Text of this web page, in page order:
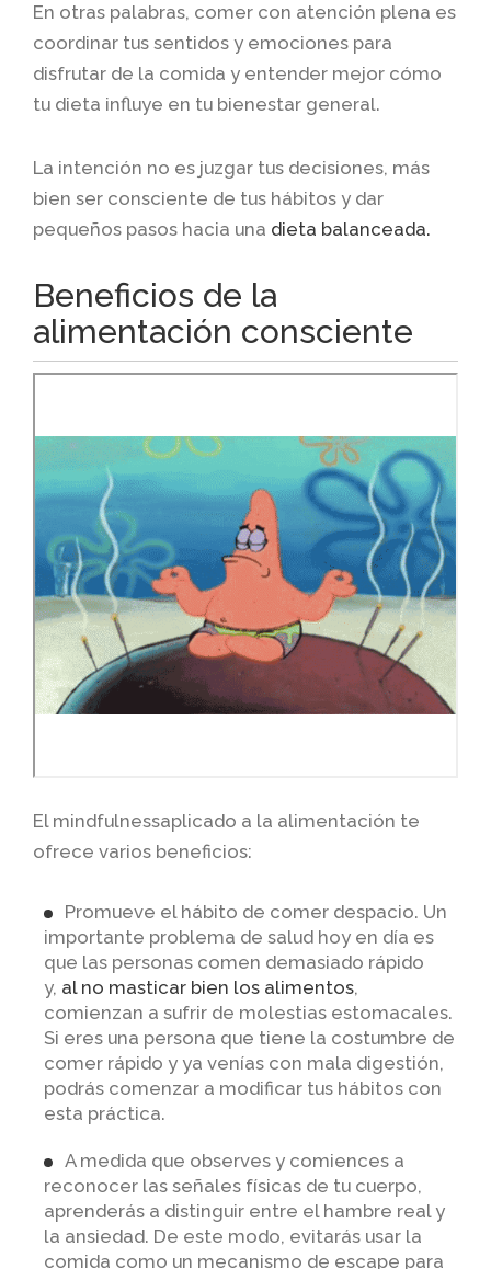
En otras palabras, comer con atención plena es
coordinar tus sentidos y emociones para
disfrutar de la comida y entender mejor cómo
tu dieta influye en tu bienestar general.
La intención no es juzgar tus decisiones, más
bien ser consciente de tus hábitos y dar
pequeños pasos hacia una dieta balanceada.
Beneficios de la
alimentación consciente
El mindfulnessaplicado a la alimentación te
ofrece varios beneficios:
Promueve el hábito de comer despacio. Un
importante problema de salud hoy en día es
que las personas comen demasiado rápido
y, al no masticar bien los alimentos,
comienzan a sufrir de molestias estomacales.
Si eres una persona que tiene la costumbre de
comer rápido y ya venías con mala digestión,
podrás comenzar a modificar tus hábitos con
esta práctica.
A medida que observes y comiences a
reconocer las señales físicas de tu cuerpo,
aprenderás a distinguir entre el hambre real y
la ansiedad. De este modo, evitarás usar la
comida como un mecanismo de escape para